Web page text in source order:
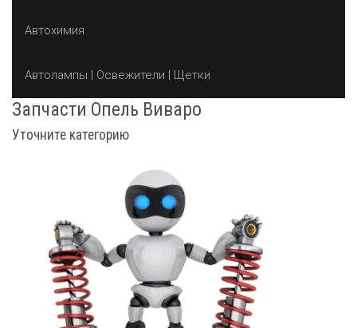
Автохимия
Автолампы | Освежители | Щетки
Запчасти Опель Виваро
Уточните категорию